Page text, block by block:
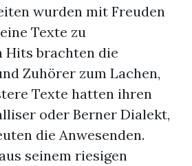
wurden mit Freuden
Texte zu
brachten die
Zuhörer zum Lachen,
Texte hatten ihren
oder Berner Dialekt,
die Anwesenden.
seinem riesigen